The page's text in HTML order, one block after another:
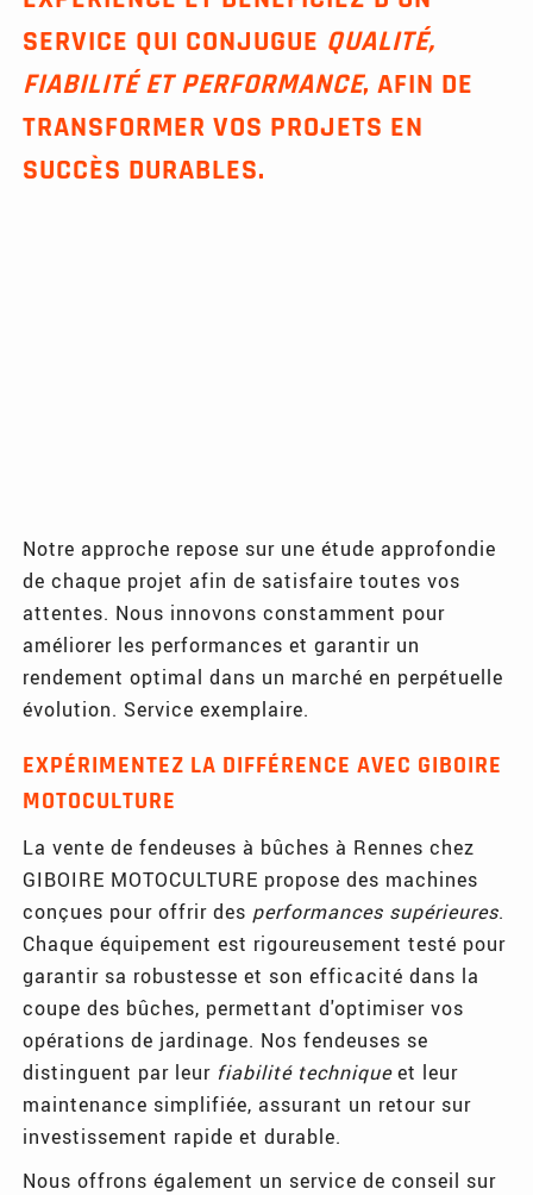
SERVICE QUI CONJUGUE QUALITÉ,
FIABILITÉ ET PERFORMANCE, AFIN DE
TRANSFORMER VOS PROJETS EN
SUCCÈS DURABLES.
Notre approche repose sur une étude approfondie
de chaque projet afin de satisfaire toutes vos
attentes. Nous innovons constamment pour
améliorer les performances et garantir un
rendement optimal dans un marché en perpétuelle
évolution. Service exemplaire.
EXPÉRIMENTEZ LA DIFFÉRENCE AVEC GIBOIRE
MOTOCULTURE
La vente de fendeuses à bûches à Rennes chez
GIBOIRE MOTOCULTURE propose des machines
conçues pour offrir des performances supérieures.
Chaque équipement est rigoureusement testé pour
garantir sa robustesse et son efficacité dans la
coupe des bûches, permettant d'optimiser vos
opérations de jardinage. Nos fendeuses se
distinguent par leur fiabilité techniqueet leur
maintenance simplifiée, assurant un retour sur
investissement rapide et durable.
Nous offrons également un service de conseil sur